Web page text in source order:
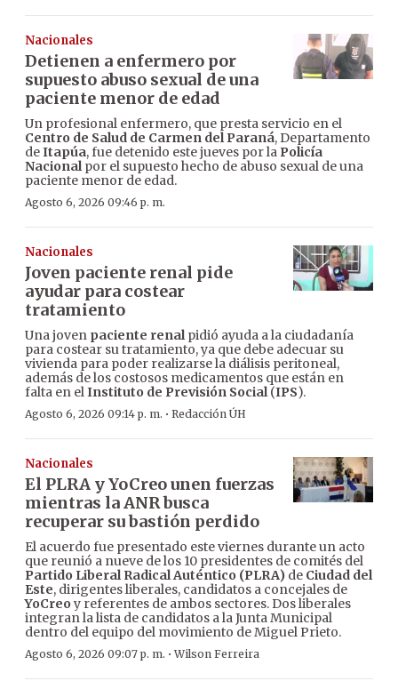
Nacionales
Detienen a enfermero por
supuesto abuso sexual de una
paciente menor de edad
Un profesional enfermero, que presta servicio en el
Centro de Salud de Carmen del Paraná, Departamento
deItapúa, fue detenido este jueves por la Policía
Nacionalpor el supuesto hecho de abuso sexual de una
paciente menor de edad.
Agosto 6, 2026 09:46 p. m.
Nacionales
Joven paciente renal pide
ayudar para costear
tratamiento
Una joven paciente renalpidió ayuda a la ciudadanía
para costear su tratamiento, ya que debe adecuar su
vivienda para poder realizarse la diálisis peritoneal,
además de los costosos medicamentos que están en
falta en elInstituto de Previsión Social(IPS).
Agosto 6, 2026 09:14 p. m. · Redacción ÚH
Nacionales
El PLRA y YoCreo unen fuerzas
mientras la ANR busca
recuperar su bastión perdido
El acuerdo fue presentado este viernes durante un acto
que reunió a nueve de los 10 presidentes de comités del
Partido Liberal Radical Auténtico (PLRA) de Ciudad del
Este, dirigentes liberales, candidatos a concejales de
YoCreo y referentes de ambos sectores. Dos liberales
integran la lista de candidatos a la Junta Municipal
dentro del equipo del movimiento de Miguel Prieto.
Agosto 6, 2026 09:07 p. m. ·Wilson Ferreira